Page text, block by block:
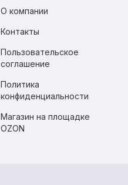
О компании
Контакты
Пользовательское
соглашение
Политика
конфиденциальности
Магазин на площадке
OZON